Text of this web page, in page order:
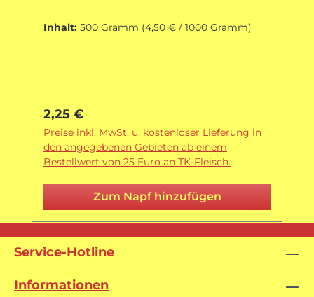
Inhalt: 500 Gramm (4,50 € / 1000 Gramm)
Regulärer Preis:
2,25 €
Preise inkl. MwSt. u. kostenloser Lieferung in
den angegebenen Gebieten ab einem
Bestellwert von 25 Euro an TK-Fleisch.
Zum Napf hinzufügen
Service-Hotline
Informationen